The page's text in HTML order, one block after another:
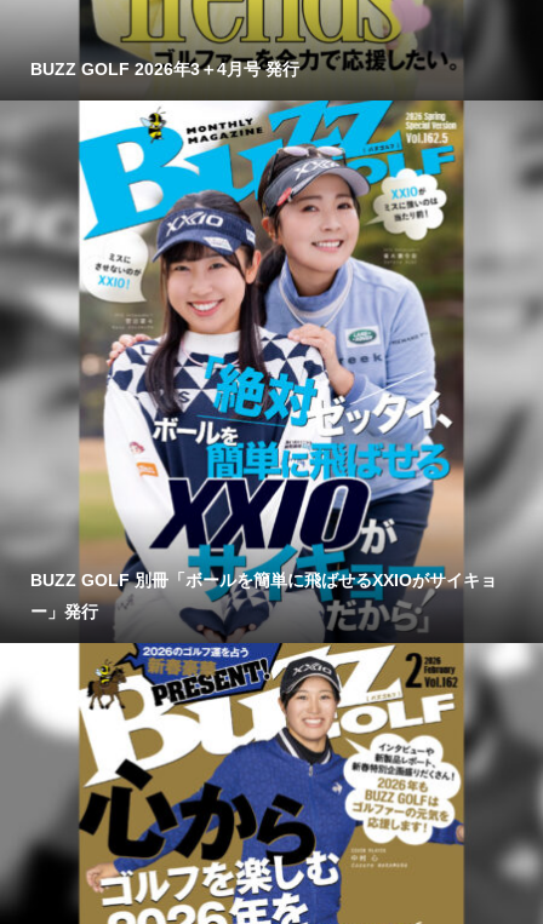
BUZZ GOLF 2026年3＋4月号 発行
BUZZ GOLF 別冊「ボールを簡単に飛ばせるXXIOがサイキョ
ー」発行